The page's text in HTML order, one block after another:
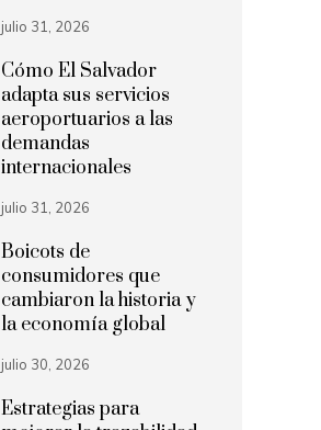
julio 31, 2026
Cómo El Salvador
adapta sus servicios
aeroportuarios a las
demandas
internacionales
julio 31, 2026
Boicots de
consumidores que
cambiaron la historia y
la economía global
julio 30, 2026
Estrategias para